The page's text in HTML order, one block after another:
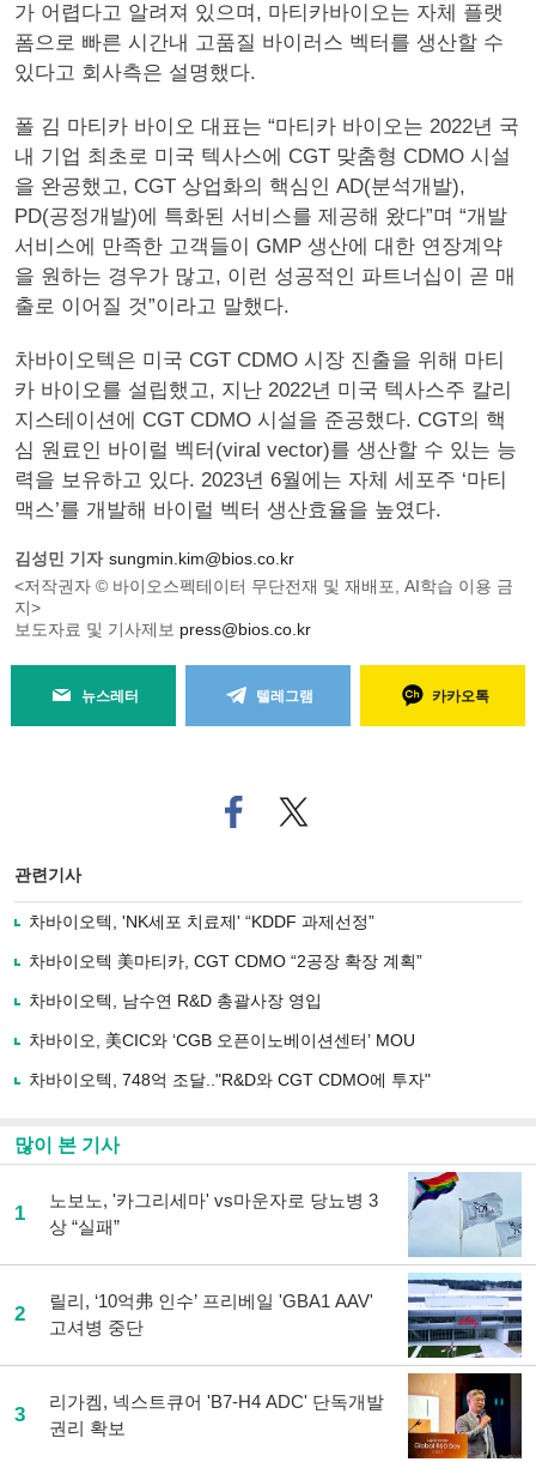
가 어렵다고 알려져 있으며, 마티카바이오는 자체 플랫
폼으로 빠른 시간내 고품질 바이러스 벡터를 생산할 수
있다고 회사측은 설명했다.
폴 김 마티카 바이오 대표는 “마티카 바이오는 2022년 국
내 기업 최초로 미국 텍사스에 CGT 맞춤형 CDMO 시설
을 완공했고, CGT 상업화의 핵심인 AD(분석개발),
PD(공정개발)에 특화된 서비스를 제공해 왔다”며 “개발
서비스에 만족한 고객들이 GMP 생산에 대한 연장계약
을 원하는 경우가 많고, 이런 성공적인 파트너십이 곧 매
출로 이어질 것”이라고 말했다.
차바이오텍은 미국 CGT CDMO 시장 진출을 위해 마티
카 바이오를 설립했고, 지난 2022년 미국 텍사스주 칼리
지스테이션에 CGT CDMO 시설을 준공했다. CGT의 핵
심 원료인 바이럴 벡터(viral vector)를 생산할 수 있는 능
력을 보유하고 있다. 2023년 6월에는 자체 세포주 ‘마티
맥스’를 개발해 바이럴 벡터 생산효율을 높였다.
김성민 기자 sungmin.kim@bios.co.kr
<저작권자 © 바이오스펙테이터 무단전재 및 재배포, AI학습 이용 금
지>
보도자료 및 기사제보 press@bios.co.kr
뉴스레터 텔레그램 카카오톡
페
이
로
기
사
유
기
트위
터로
관련기사
차바이오텍, 'NK세포 치료제' “KDDF 과제선정”
차바이오텍 美마티카, CGT CDMO “2공장 확장 계획”
차바이오텍, 남수연 R&D 총괄사장 영입
차바이오, 美CIC와 ‘CGB 오픈이노베이션센터’ MOU
차바이오텍, 748억 조달.."R&D와 CGT CDMO에 투자"
많이 본 기사
1
노보노, '카그리세마' vs마운자로 당뇨병 3
상 “실패”
2
릴리, ‘10억弗 인수’ 프리베일 'GBA1 AAV'
고셔병 중단
3
리가켐, 넥스트큐어 'B7-H4 ADC' 단독개발
권리 확보